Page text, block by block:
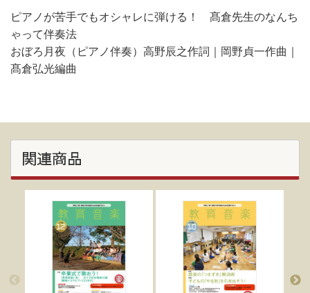
ピアノが苦手でもオシャレに弾ける！ 髙倉先生のなんち
ゃって伴奏法
おぼろ月夜（ピアノ伴奏）高野辰之作詞｜岡野貞一作曲｜
髙倉弘光編曲
関連商品